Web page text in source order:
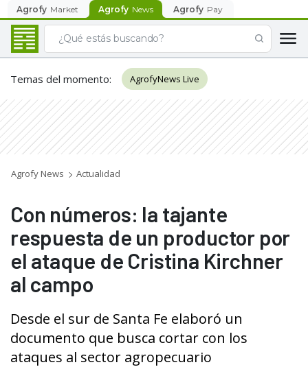
Agrofy Market Agrofy News Agrofy Pay
Temas del momento: AgrofyNews Live
Agrofy News Actualidad
Con números: la tajante
respuesta de un productor por
el ataque de Cristina Kirchner
al campo
Desde el sur de Santa Fe elaboró un
documento que busca cortar con los
ataques al sector agropecuario